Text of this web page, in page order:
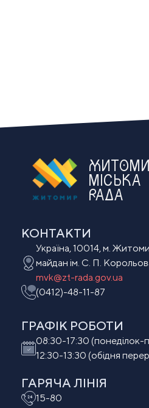
МІСЬКА
РАДА
КОНТАКТИ
Україна, 10014, м.
майдан ім. С. П.
mvk@zt-rada.gov.ua
(0412)-48-11-87
ГРАФІК РОБОТИ
08:30-17:30 (понеділок-
12:30-13:30 (обідня
ГАРЯЧА ЛІНІЯ
15-80